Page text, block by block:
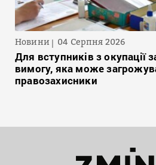
Новини 04 Серпня 2026
Для вступників з окупації
вимогу, яка може
правозахисники